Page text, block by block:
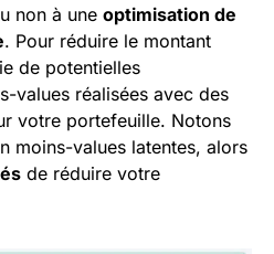
non à une optimisation de
. Pour réduire le montant
de potentielles
values réalisées avec des
votre portefeuille. Notons
moins-values latentes, alors
de réduire votre